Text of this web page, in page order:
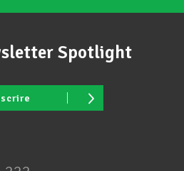
Spotlight